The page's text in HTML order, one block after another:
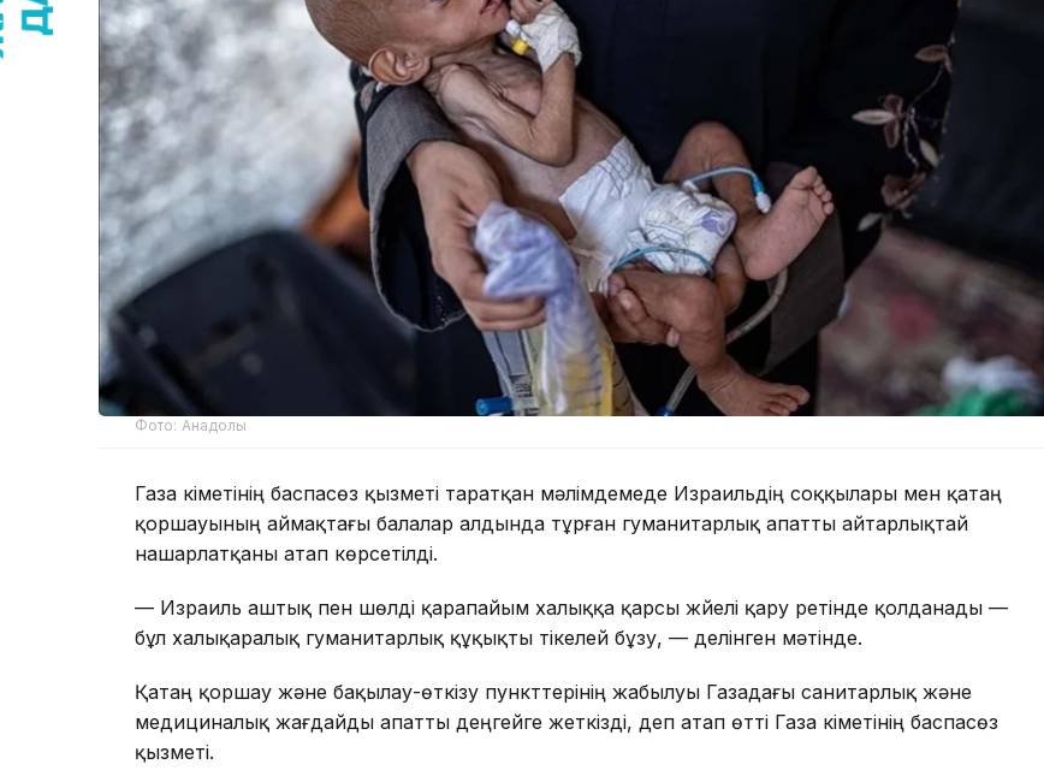
Фото: Анадолы
Газа үкіметінің баспасөз қызметі таратқан мәлімдемеде Израильдің соққылары мен қатаң
қоршауының аймақтағы балалар алдында тұрған гуманитарлық апатты айтарлықтай
нашарлатқаны атап көрсетілді.
— Израиль аштық пен шөлді қарапайым халыққа қарсы жүйелі қару ретінде қолданады —
бұл халықаралық гуманитарлық құқықты тікелей бұзу, — делінген мәтінде.
Қатаң қоршау және бақылау-өткізу пункттерінің жабылуы Газадағы санитарлық және
медициналық жағдайды апатты деңгейге жеткізді, деп атап өтті Газа үкіметінің баспасөз
қызметі.